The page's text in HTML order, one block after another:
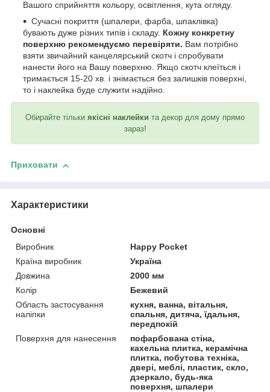
Вашого сприйняття кольору, освітлення, кута огляду.
Сучасні покриття (шпалери, фарба, шпаклівка)
бувають дуже різних типів і складу. Кожну конкретну
поверхню рекомендуємо перевіряти. Вам потрібно
взяти звичайний канцелярський скотч і спробувати
нанести його на Вашу поверхню. Якщо скотч клеїться і
тримається 15-20 хв. і знімається без залишків поверхні,
то і наклейка буде служити надійно.
Обирайте тільки якісні наклейки та декор для дому прямо
зараз!
Приховати
Характеристики
Основні
Виробник
Happy Pocket
Країна виробник
Україна
Довжина
2000 мм
Колір
Бежевий
Область застосування
наліпки
кухня, ванна, вітальня,
спальня, дитяча, їдальня,
передпокій
Поверхня для нанесення
пофарбована стіна,
кахельна плитка, керамічна
плитка, побутова техніка,
двері, меблі, пластик, скло,
дзеркало, будь-яка
поверхня, шпалери